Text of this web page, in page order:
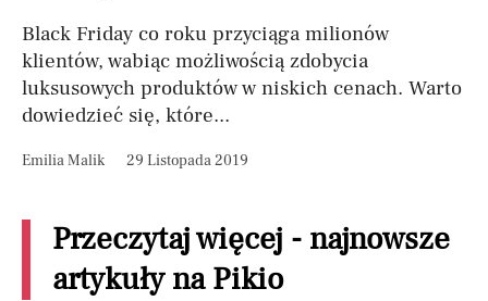
Black Friday co roku przyciąga milionów
klientów, wabiąc możliwością zdobycia
luksusowych produktów w niskich cenach. Warto
dowiedzieć się, które...
Emilia Malik 29 Listopada 2019
Przeczytaj więcej - najnowsze
artykuły na Pikio